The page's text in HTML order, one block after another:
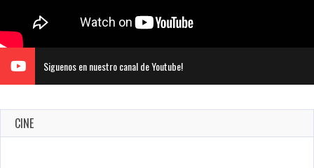
Siguenos en nuestro canal de Youtube!
CINE